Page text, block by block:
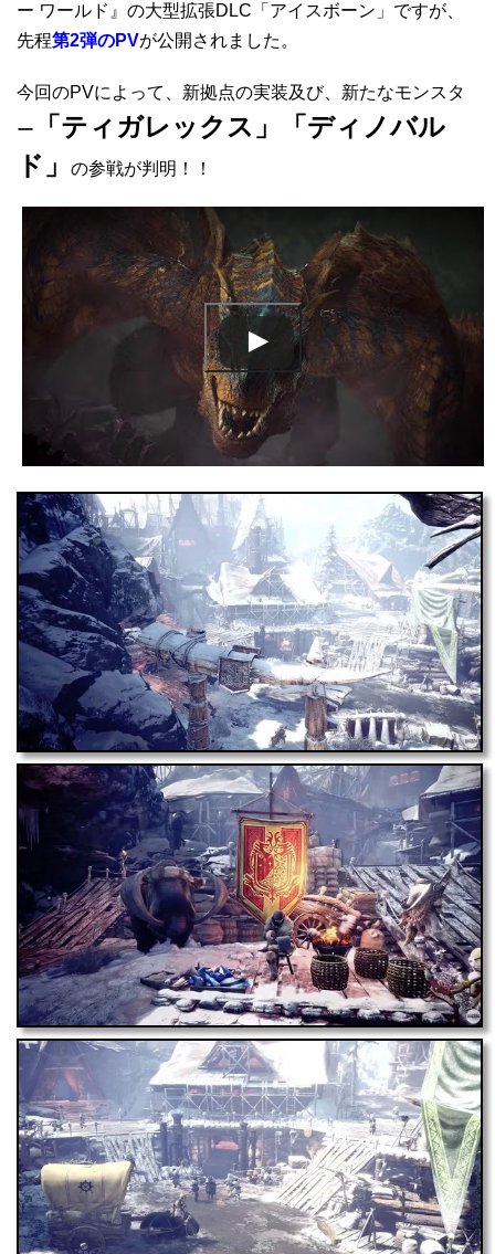
ー ワールド』の大型拡張DLC「アイスボーン」ですが、
先程第2弾のPVが公開されました。
今回のPVによって、新拠点の実装及び、新たなモンスタ
ー
「ティガレックス」「ディノバル
ド」
の参戦が判明！！
この動画を YouTube で視聴